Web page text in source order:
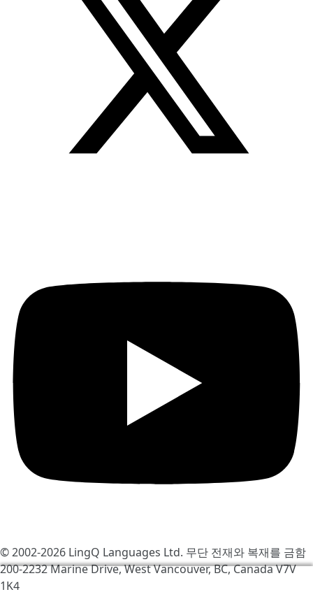
우리는 LingQ를 개선하기 위해서 쿠키를 사용합니다. 사이
© 2002-2026 LingQ Languages Ltd. 무단 전재와 복재를 금함
200-2232 Marine Drive, West Vancouver, BC, CanadaV7V
1K4